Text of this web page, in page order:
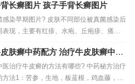
共有5条联系方式，其中有电话号码1条。
一患银屑病，其后裔发病率较健康者子女
，若双亲皆患银屑病，其后裔发病率更
长癣图片 孩子手背长癣图片
感染早期图片? 皮肤不同部位被真菌感染后
表现，主要有红疹、水疱、丘疱疹、瘙
、甚至环形或不规则的鳞屑等症状。有些
具有传染和自体传染的特点。从图片上看
裂性湿疹 皲裂性湿疹又称掌跖角化皲裂性
行性指掌角皮症，是属于慢性湿疹的范
肤癣中药配方 治疗牛皮肤癣中药
医治疗牛皮癣的方法有哪些? 中药秘方治疗
方法1：苦参，生地，板蓝根，鸡血藤，白